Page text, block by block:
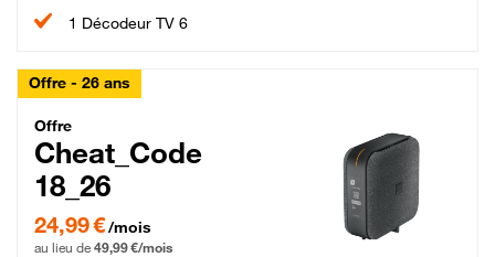
1 Décodeur TV 6
Offre - 26 ans
Cheat_Code Fibre_18_26
Offre
Cheat_Code
18_26
24,99 € par mois pendant 0 mois puis 49,99 € par mois, Sans engagement
24,99 €/mois
au lieu de 49,99 €/mois